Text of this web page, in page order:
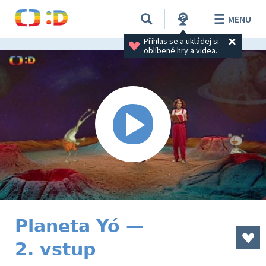
Přihlas se a ukládej si
oblíbené hry a videa.
MENU
Planeta Yó —
2. vstup